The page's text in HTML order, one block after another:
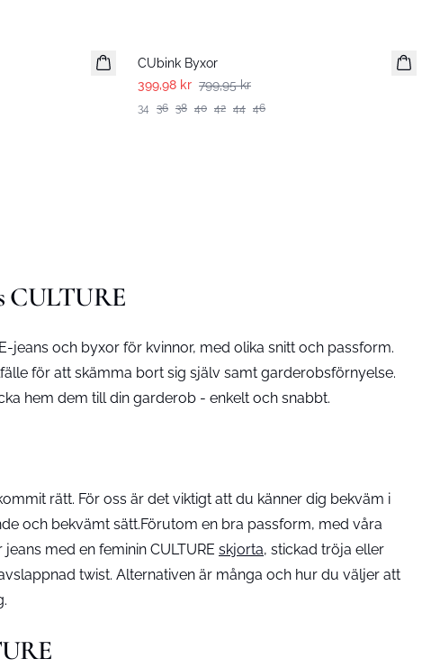
CUbink Byxor
399,98 kr 799,95 kr
34 36 38 40 42 44 46
CULTURE
och byxor för kvinnor, med olika snitt och passform.
för att skämma bort sig själv samt garderobsförnyelse.
hem dem till din garderob - enkelt och snabbt.
rätt. För oss är det viktigt att du känner dig bekväm i
och bekvämt sätt.Förutom en bra passform, med våra
med en feminin CULTURE skjorta, stickad tröja eller
twist. Alternativen är många och hur du väljer att